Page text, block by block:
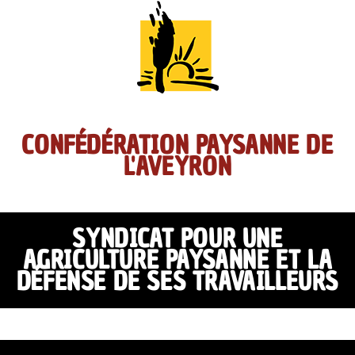
CONFÉDÉRATION PAYSANNE DE
L'AVEYRON
SYNDICAT POUR UNE
AGRICULTURE PAYSANNE ET LA
DÉFENSE DE SES TRAVAILLEURS